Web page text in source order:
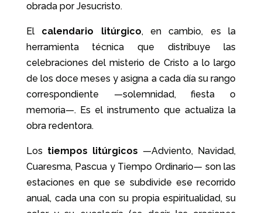
obrada por Jesucristo.
El calendario litúrgico, en cambio, es la
herramienta técnica que distribuye las
celebraciones del misterio de Cristo a lo largo
de los doce meses y asigna a cada día su rango
correspondiente —solemnidad, fiesta o
memoria—. Es el instrumento que actualiza la
obra redentora.
Los tiempos litúrgicos —Adviento, Navidad,
Cuaresma, Pascua y Tiempo Ordinario— son las
estaciones en que se subdivide ese recorrido
anual, cada una con su propia espiritualidad, su